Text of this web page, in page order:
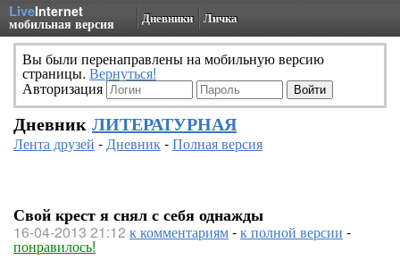
LiveInternet
мобильная версия Дневники Личка
Вы были перенаправлены на мобильную версию
страницы. Вернуться!
Авторизация
Дневник ЛИТЕРАТУРНАЯ
Лента друзей -Дневник-Полная версия
Свой крест я снял с себя однажды
16-04-2013 21:12 к комментариям-к полной версии -
понравилось!